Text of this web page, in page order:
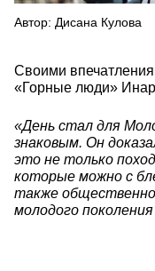
Автор: Дисана Кулова
Своими
«Горные люди»
«День стал для
знаковым. Он
это не только
которые можно с
также
молодого